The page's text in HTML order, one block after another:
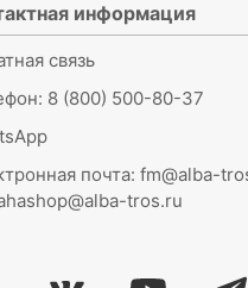
информация
связь
8 (800) 500-80-37
почта: fm@alba-
tros.ru